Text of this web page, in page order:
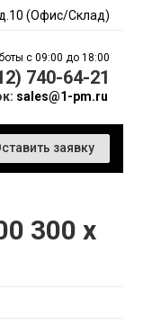
(Офис/Склад)
с 09:00 до 18:00
740-64-21
sales@1-pm.ru
заявку
300 x